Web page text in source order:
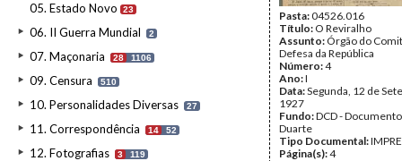
05. Estado Novo 23
06. II Guerra Mundial 2
07. Maçonaria 28 1106
09. Censura 510
10. Personalidades Diversas 27
11. Correspondência 14 52
12. Fotografias 3 119
Pasta:04526.016
Título: O Reviralho
Assunto: Órgão do
Defesa da República
Número:4
Ano:I
Data:Segunda, 12 de
1927
Fundo:DCD -
Duarte
Tipo Documental:
Página(s):4